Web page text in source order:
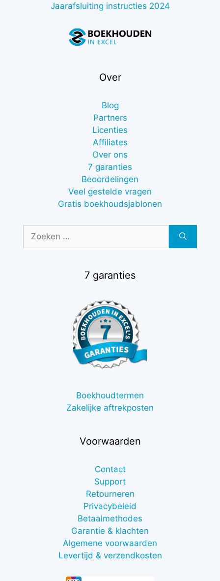
Jaarafsluiting instructies 2024
Over
Blog
Partners
Licenties
Affiliates
Over ons
7 garanties
Beoordelingen
Veel gestelde vragen
Gratis boekhoudsjablonen
naar:
7 garanties
Boekhoudtermen
Zakelijke aftrekposten
Voorwaarden
Contact
Support
Retourneren
Privacybeleid
Betaalmethodes
Garantie & klachten
Algemene voorwaarden
Levertijd & verzendkosten